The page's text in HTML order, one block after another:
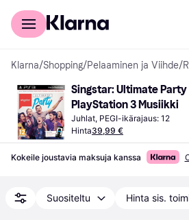
Kuluttajille
Klarna/Shopping/Pelaaminen ja Viihde/
Singstar: Ultimate Party
PlayStation 3 Musiikki
Juhlat, PEGI-ikärajaus: 12
Hinta39,99 €
Kokeile joustavia maksuja kanssa
Suositeltu Hinta sis.